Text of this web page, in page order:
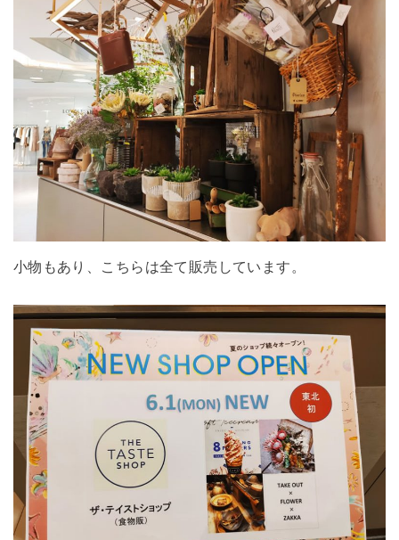
小物もあり、こちらは全て販売しています。